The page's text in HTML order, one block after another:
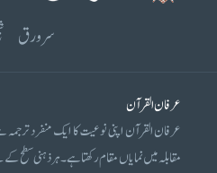
سرورق
عرفان القرآن
عرفان القرآن اپنی نوعیت کا ایک منفرد
مقابلہ میں نمایاں مقام رکھتا ہے۔ ہر ذہنی سطح